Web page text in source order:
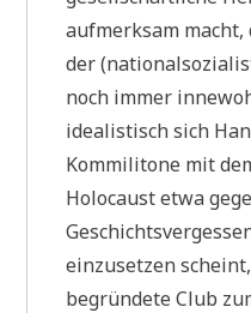
aufmerksam
der
noch immer
idealistisch sich
Kommilitone mit
Holocaust etwa
einzusetzen
begründete Club